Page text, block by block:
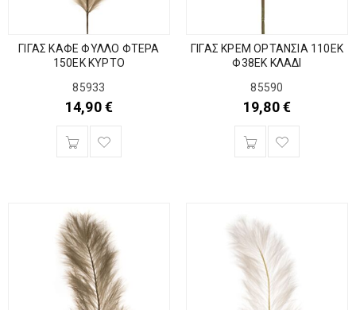
ΓΙΓΑΣ ΚΑΦΕ ΦΥΛΛΟ ΦΤΕΡΑ
150ΕΚ ΚΥΡΤΟ
85933
14,90€
ΓΙΓΑΣ ΚΡΕΜ ΟΡΤΑΝΣΙΑ 110ΕΚ
Φ38ΕΚ ΚΛΑΔΙ
85590
19,80€